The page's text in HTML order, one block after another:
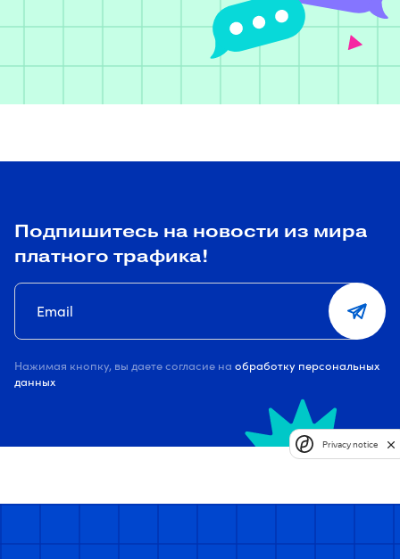
Подпишитесь на новости из мира
платного трафика!
Нажимая кнопку, вы даете согласие на обработку персональных
данных
Privacy notice